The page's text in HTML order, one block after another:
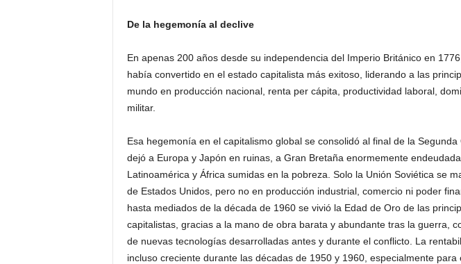
De la hegemonía al declive
En apenas 200 años desde su independencia del Imperio Británico en
había convertido en el estado capitalista más exitoso, liderando a las
mundo en producción nacional, renta per cápita, productividad laboral,
militar.
Esa hegemonía en el capitalismo global se consolidó al final de la
dejó a Europa y Japón en ruinas, a Gran Bretaña enormemente
Latinoamérica y África sumidas en la pobreza. Solo la Unión Soviética se
de Estados Unidos, pero no en producción industrial, comercio ni poder
hasta mediados de la década de 1960 se vivió la Edad de Oro de las
capitalistas, gracias a la mano de obra barata y abundante tras la guerra,
de nuevas tecnologías desarrolladas antes y durante el conflicto. La
incluso creciente durante las décadas de 1950 y 1960, especialmente para